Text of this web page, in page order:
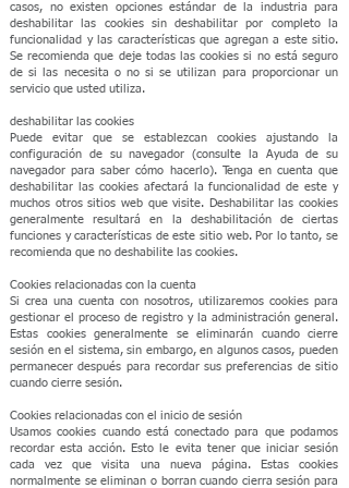
casos, no existen opciones estándar de la industria para
deshabilitar las cookies sin deshabilitar por completo la
funcionalidad y las características que agregan a este sitio.
Se recomienda que deje todas las cookies si no está seguro
de si las necesita o no si se utilizan​​ para proporcionar un
servicio que usted utiliza.
deshabilitar las cookies
Puede evitar que se establezcan cookies ajustando la
configuración de su navegador (consulte la Ayuda de su
navegador para saber cómo hacerlo). Tenga en cuenta que
deshabilitar las cookies afectará la funcionalidad de este y
muchos otros sitios web que visite. Deshabilitar las cookies
generalmente resultará en la deshabilitación de ciertas
funciones y características de este sitio web. Por lo tanto, se
recomienda que no deshabilite las cookies.
Cookies relacionadas con la cuenta
Si crea una cuenta con nosotros, utilizaremos cookies para
gestionar el proceso de registro y la administración general.
Estas cookies generalmente se eliminarán cuando cierre
sesión en el sistema, sin embargo, en algunos casos, pueden
permanecer después para recordar sus preferencias de sitio
cuando cierre sesión.
Cookies relacionadas con el inicio de sesión
Usamos cookies cuando está conectado para que podamos
recordar esta acción. Esto le evita tener que iniciar sesión
cada vez que visita una nueva página. Estas cookies
normalmente se eliminan o borran cuando cierra sesión para